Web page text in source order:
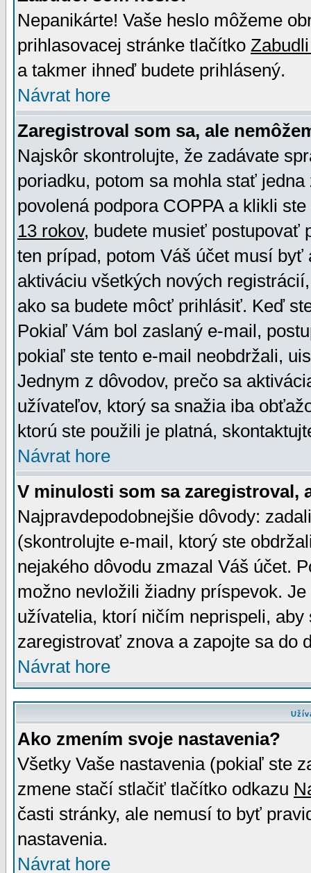
Nepanikárte! Vaše heslo môžeme
prihlasovacej stránke tlačítko
a takmer ihneď budete prihlásený.
Návrat hore
Zaregistroval som sa, ale
Najskôr skontrolujte, že zadávate
poriadku, potom sa mohla stať
povolená podpora COPPA a klikli
13 rokov, budete musieť postupovať
ten prípad, potom Váš účet musí
aktiváciu všetkých nových
ako sa budete môcť prihlásiť. Keď
Pokiaľ Vám bol zaslaný e-mail,
pokiaľ ste tento e-mail neobdržali,
Jednym z dôvodov, prečo sa
užívateľov, ktorý sa snažia iba
ktorú ste použili je platná,
Návrat hore
V minulosti som sa zaregistroval,
Najpravdepodobnejšie dôvody:
(skontrolujte e-mail, ktorý ste
nejakého dôvodu zmazal Váš účet.
možno nevložili žiadny príspevok.
užívatelia, ktorí ničím neprispeli,
zaregistrovať znova a zapojte sa do
Návrat hore
Ako zmením svoje nastavenia?
Všetky Vaše nastavenia (pokiaľ ste
zmene stačí stlačiť tlačítko odkazu
časti stránky, ale nemusí to byť
nastavenia.
Návrat hore